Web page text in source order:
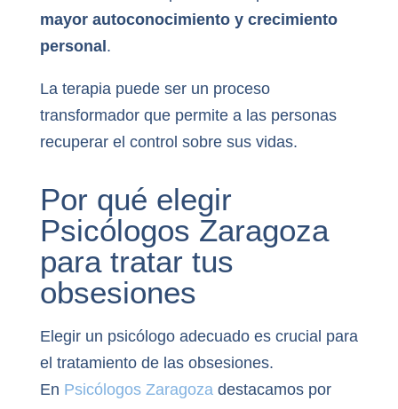
mayor autoconocimiento y crecimiento
personal.
La terapia puede ser un proceso
transformador que permite a las personas
recuperar el control sobre sus vidas.
Por qué elegir
Psicólogos Zaragoza
para tratar tus
obsesiones
Elegir un psicólogo adecuado es crucial para
el tratamiento de las obsesiones.
En Psicólogos Zaragozadestacamos por